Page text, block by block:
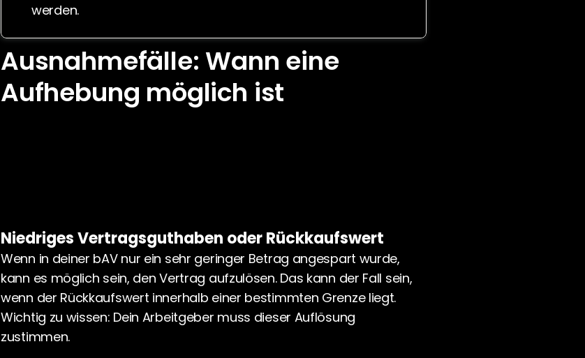
werden.
Ausnahmefälle: Wann eine
Aufhebung möglich ist
Niedriges Vertragsguthaben oder Rückkaufswert
Wenn in deiner bAV nur ein sehr geringer Betrag angespart wurde,
kann es möglich sein, den Vertrag aufzulösen. Das kann der Fall sein,
wenn der Rückkaufswert innerhalb einer bestimmten Grenze liegt.
Wichtig zu wissen: Dein Arbeitgeber muss dieser Auflösung
zustimmen.